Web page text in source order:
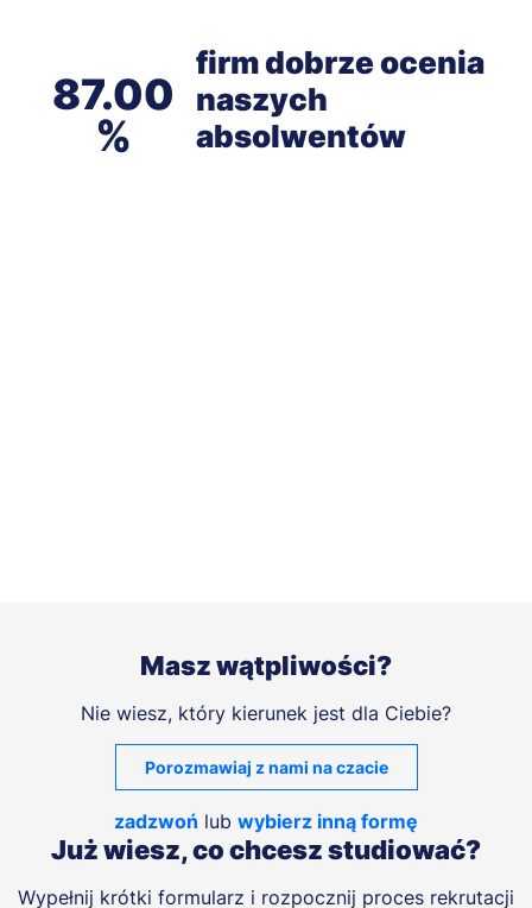
87.00
firm dobrze ocenia
naszych
absolwentów
Masz wątpliwości?
Nie wiesz, który kierunek jest dla Ciebie?
Porozmawiaj z nami na czacie
zadzwoń lub wybierz inną formę
Już wiesz, co chcesz studiować?
Wypełnij krótki formularz i rozpocznij proces rekrutacji